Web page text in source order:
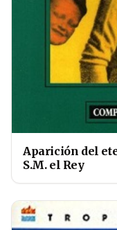
Aparición del
S.M. el Rey